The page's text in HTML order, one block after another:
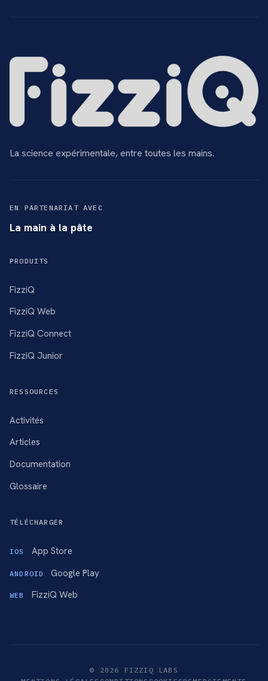
La science expérimentale, entre toutes les mains.
EN PARTENARIAT AVEC
La main à la pâte
PRODUITS
FizziQ
FizziQ Web
FizziQ Connect
FizziQ Junior
RESSOURCES
Activités
Articles
Documentation
Glossaire
TÉLÉCHARGER
IOS App Store
ANDROID Google Play
WEB FizziQ Web
© 2026 FIZZIQ LABS